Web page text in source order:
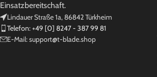
Einsatzbereitschaft.
Lindauer Straße 1a, 86842 Türkheim
Telefon: +49 [0] 8247 - 387 99 81
E-Mail: support@t-blade.shop